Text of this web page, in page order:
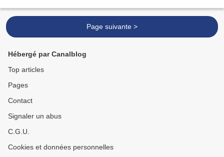
Page suivante >
Hébergé par Canalblog
Top articles
Pages
Contact
Signaler un abus
C.G.U.
Cookies et données personnelles